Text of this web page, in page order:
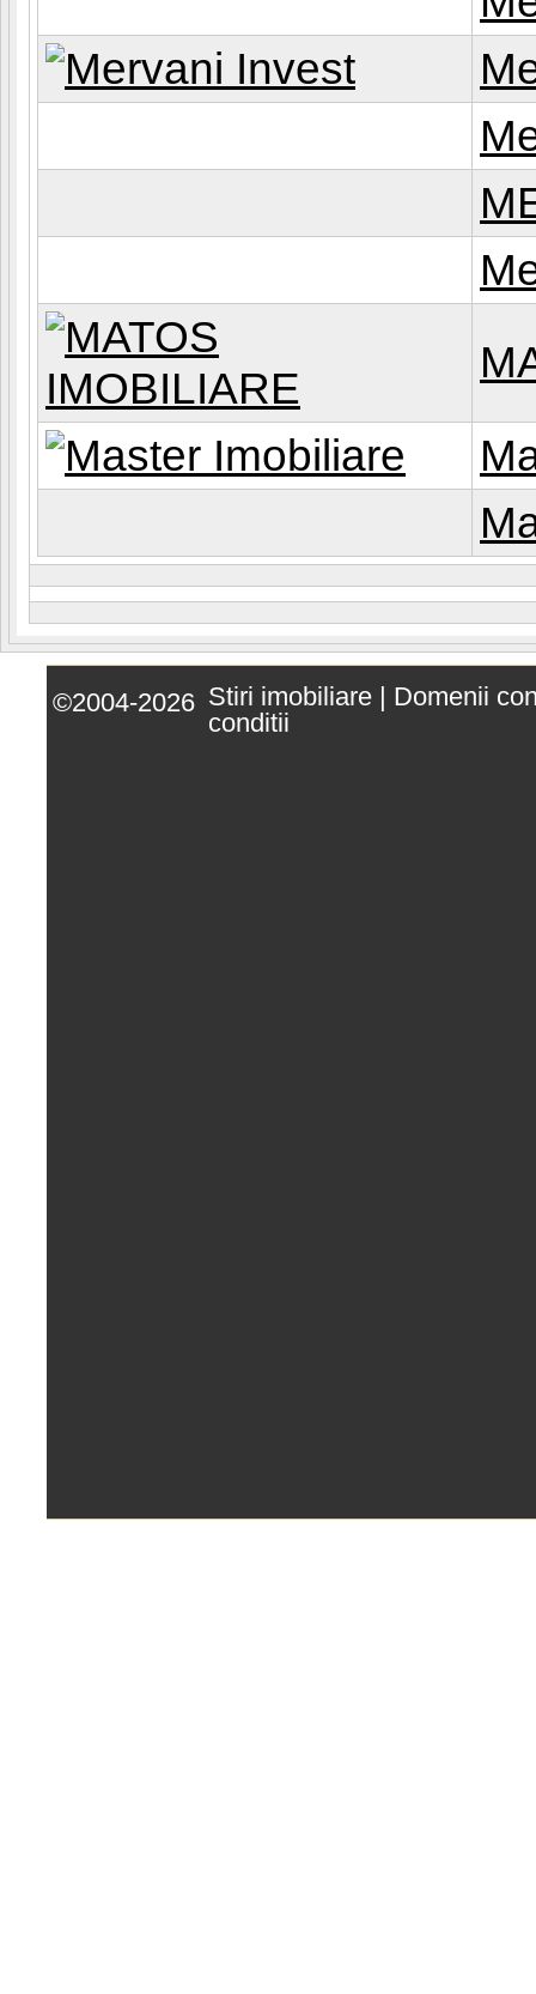
©2004-2026 Stiri imobiliare | Domenii
conditii